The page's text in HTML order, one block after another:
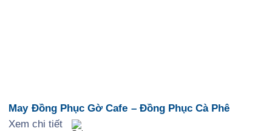
May Đồng Phục Gờ Cafe – Đồng Phục Cà Phê
Xem chi tiết